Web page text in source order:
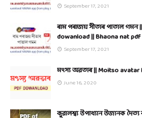
September 17, 2021
ৰাম পৰাজয় সীতাৰ পাতাল গমন
dowanload || Bhaona nat
September 17, 2021
মৎস্য অৱতাৰ || Moitso avatar
June 16, 2020
কুৱালশ্ব্য উপাখ্যান উজানক